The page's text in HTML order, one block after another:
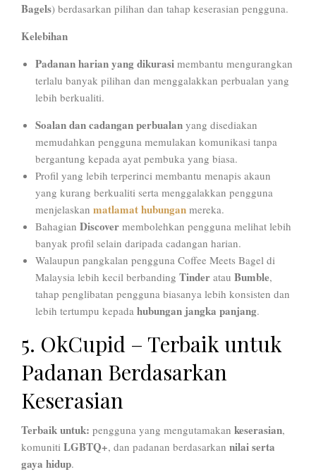
Bagels) berdasarkan pilihan dan tahap keserasian pengguna.
Kelebihan
Padanan harian yang dikurasi membantu mengurangkan
terlalu banyak pilihan dan menggalakkan perbualan yang
lebih berkualiti.
Soalan dan cadangan perbualan yang disediakan
memudahkan pengguna memulakan komunikasi tanpa
bergantung kepada ayat pembuka yang biasa.
Profil yang lebih terperinci membantu menapis akaun
yang kurang berkualiti serta menggalakkan pengguna
menjelaskan matlamat hubungan mereka.
Bahagian Discover membolehkan pengguna melihat lebih
banyak profil selain daripada cadangan harian.
Walaupun pangkalan pengguna Coffee Meets Bagel di
Malaysia lebih kecil berbanding Tinder atau Bumble,
tahap penglibatan pengguna biasanya lebih konsisten dan
lebih tertumpu kepada hubungan jangka panjang.
5. OkCupid – Terbaik untuk
Padanan Berdasarkan
Keserasian
Terbaik untuk: pengguna yang mengutamakan keserasian,
komuniti LGBTQ+, dan padanan berdasarkan nilai serta
gaya hidup.